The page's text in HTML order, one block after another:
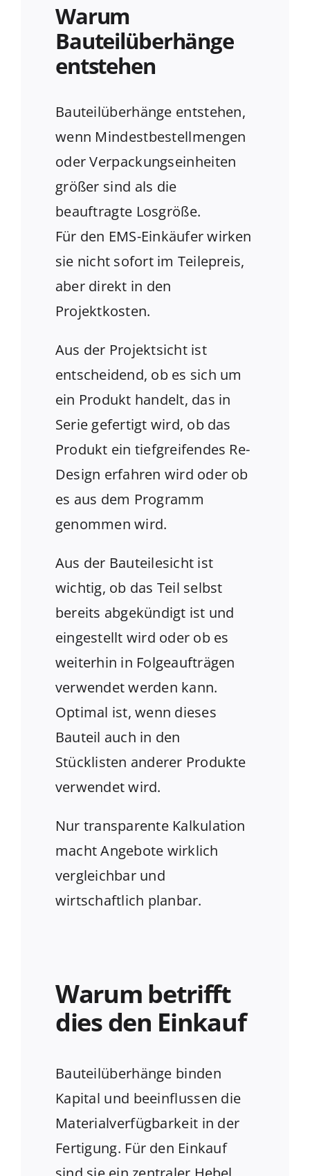
Warum
Bauteilüberhänge
entstehen
Bauteilüberhänge entstehen,
wenn Mindestbestellmengen
oder Verpackungseinheiten
größer sind als die
beauftragte Losgröße.
Für den EMS-Einkäufer wirken
sie nicht sofort im Teilepreis,
aber direkt in den
Projektkosten.
Aus der Projektsicht ist
entscheidend, ob es sich um
ein Produkt handelt, das in
Serie gefertigt wird, ob das
Produkt ein tiefgreifendes Re-
Design erfahren wird oder ob
es aus dem Programm
genommen wird.
Aus der Bauteilesicht ist
wichtig, ob das Teil selbst
bereits abgekündigt ist und
eingestellt wird oder ob es
weiterhin in Folgeaufträgen
verwendet werden kann.
Optimal ist, wenn dieses
Bauteil auch in den
Stücklisten anderer Produkte
verwendet wird.
Nur transparente Kalkulation
macht Angebote wirklich
vergleichbar und
wirtschaftlich planbar.
Warum betrifft
dies den Einkauf
Bauteilüberhänge binden
Kapital und beeinflussen die
Materialverfügbarkeit in der
Fertigung. Für den Einkauf